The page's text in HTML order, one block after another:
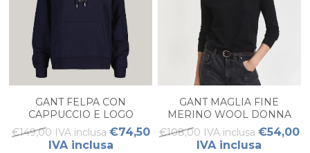
GANT FELPA CON
CAPPUCCIO E LOGO
DONNA
€149,00 IVA inclusa €74,50
IVA inclusa
GANT MAGLIA FINE
MERINO WOOL DONNA
€108,00 IVA inclusa €54,00
IVA inclusa